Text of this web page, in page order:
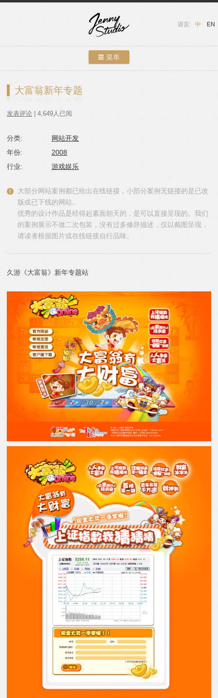
语言: 中 EN
菜单
跳转到内容
大富翁新年专题
发表评论 | 4,649人已阅
分类:
网站开发
年份:
2008
行业:
游戏娱乐
大部分网站案例都已给出在线链接，小部分案例无链接的是已改
版或已下线的网站。
优秀的设计作品是经得起素面朝天的，是可以直接呈现的。我们
的案例展示不做二次包装，没有过多修辞描述，仅以截图呈现，
请读者根据图片或在线链接自行品味。
久游《大富翁》新年专题站